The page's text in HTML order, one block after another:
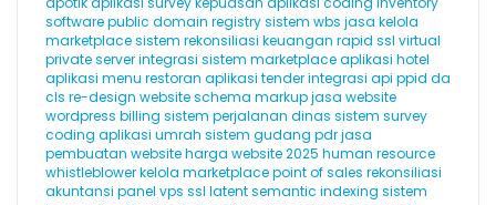
softwarepublic domain registrysistem wbs jasa kelola
marketplacesistem rekonsiliasi keuangan rapid ssl virtual
private serverintegrasi sistem marketplaceaplikasi hotel
aplikasi menu restoran aplikasi tenderintegrasi api ppid da
cls re-design websiteschema markupjasa website
wordpress billing sistem perjalanan dinas sistem survey
coding aplikasi umrah sistem gudang pdrjasa
pembuatan websiteharga website 2025 human resource
whistleblowerkelola marketplacepoint of sales rekonsiliasi
akuntansi panel vps ssl latent semantic indexing sistem